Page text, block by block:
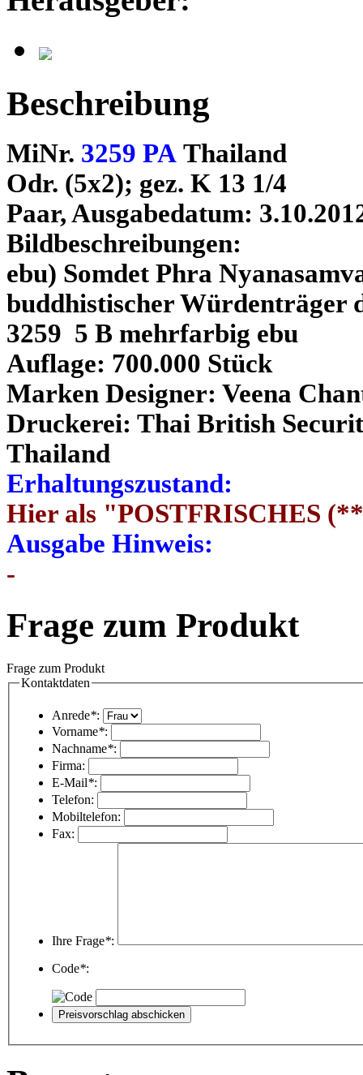
Beschreibung
MiNr. 3259 PA Thailand
Odr. (5x2); gez. K 13 1/4
Paar, Ausgabedatum:
Bildbeschreibungen:
ebu) Somdet Phra
buddhistischer Würdenträger
3259 5 B mehrfarbig ebu
Auflage: 700.000 Stück
Marken Designer: Veena
Druckerei: Thai British
Thailand
Erhaltungszustand:
Hier als "POSTFRISCHES
Ausgabe Hinweis:
-
Frage zum Produkt
Frage zum Produkt
Kontaktdaten
Anrede*:
Vorname*:
Nachname*:
Firma:
E-Mail*:
Telefon:
Mobiltelefon:
Fax:
Ihre Frage*:
Code*: